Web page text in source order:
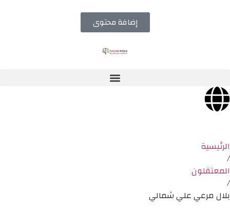
إضافة محتوى
الرئيسية
/
المعتقلون
/
بلال مرعي علي شمالي